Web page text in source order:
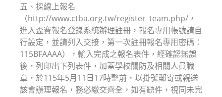
五、採線上報名
（http://www.ctba.org.tw/register_team.php/，
進入盃賽報名登錄系統辦理註冊，報名專用帳號請自
行設定，並請列入交接，第一次註冊報名專用密碼：
115BFAAAA），輸入完成之報名表件，經確認無誤
後，列印出下列表件，加蓋學校關防及相關人員職
章，於115年5月11日17時整前，以掛號郵寄或親送
該會辦理報名，務必繳交齊全，如有缺件，視同未完